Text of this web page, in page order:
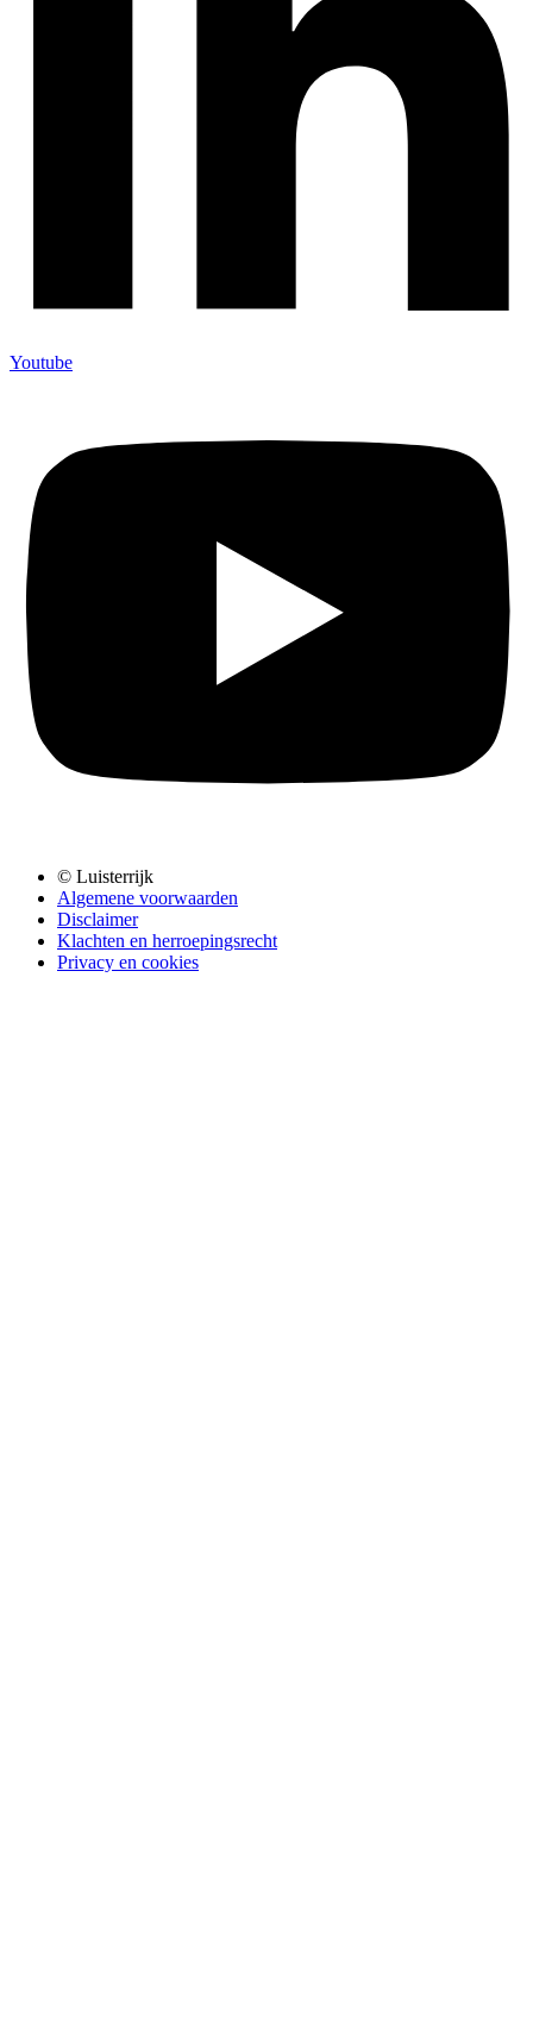
Youtube
© Luisterrijk
Algemene voorwaarden
Disclaimer
Klachten en herroepingsrecht
Privacy en cookies